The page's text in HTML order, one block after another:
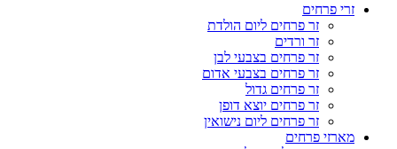
זרי פרחים
זר פרחים ליום הולדת
זר ורדים
זר פרחים בצבעי לבן
זר פרחים בצבעי אדום
זר פרחים גדול
זר פרחים יוצא דופן
זר פרחים ליום נישואין
מארזי פרחים